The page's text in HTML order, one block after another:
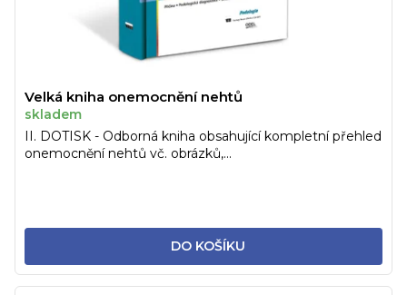
Velká kniha onemocnění nehtů
skladem
DO KOŠÍKU
II. DOTISK - Odborná kniha obsahující kompletní přehled
onemocnění nehtů vč. obrázků,...